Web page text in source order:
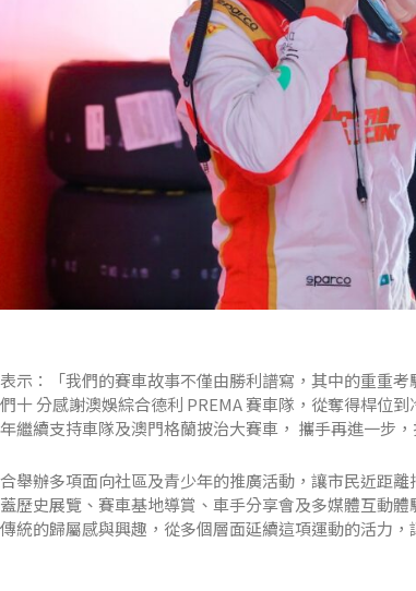
示：「我們的賽車故事不僅由勝利譜寫，其中的重重
十 分感謝澳娛綜合德利 PREMA 賽車隊，從奪得桿位
繼續支持車隊及澳門格蘭披治大賽車， 攜手再進一步
舉辦多項面向社區及青少年的推廣活動，讓市民近距
歷史展覽、賽車基地導賞、車手分享會及多媒體互動
統的歸屬感與興趣，從多個層面延續這項運動的活力